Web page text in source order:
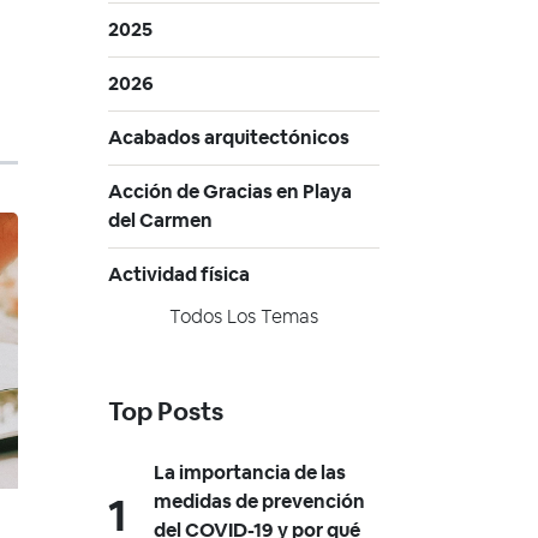
2025
2026
Acabados arquitectónicos
Acción de Gracias en Playa
del Carmen
Actividad física
Todos Los Temas
Top Posts
La importancia de las
medidas de prevención
del COVID-19 y por qué